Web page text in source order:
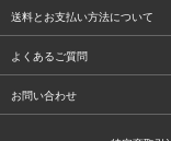
送料とお支払い方法について
よくあるご質問
お問い合わせ